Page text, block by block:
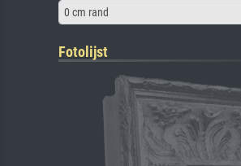
0 cm rand
Fotolijst